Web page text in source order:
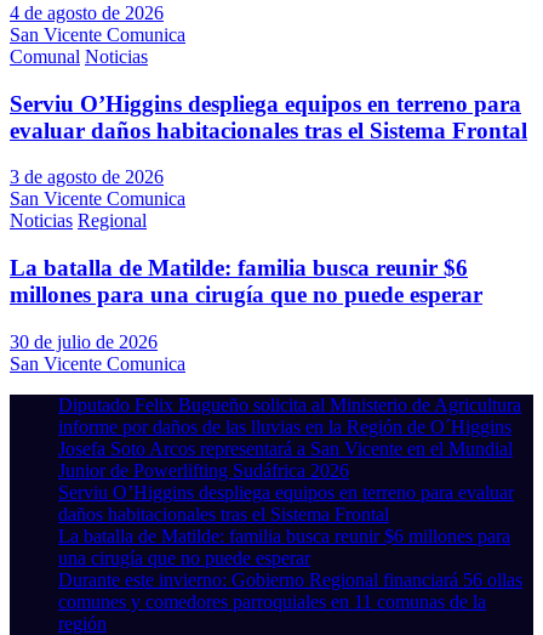
4 de agosto de 2026
San Vicente Comunica
Comunal Noticias
Serviu O’Higgins despliega equipos en terreno para
evaluar daños habitacionales tras el Sistema Frontal
3 de agosto de 2026
San Vicente Comunica
Noticias Regional
La batalla de Matilde: familia busca reunir $6
millones para una cirugía que no puede esperar
30 de julio de 2026
San Vicente Comunica
Diputado Felix Bugueño solicita al Ministerio de Agricultura
informe por daños de las lluvias en la Región de O´Higgins
Josefa Soto Arcos representará a San Vicente en el Mundial
Junior de Powerlifting Sudáfrica 2026
Serviu O’Higgins despliega equipos en terreno para evaluar
daños habitacionales tras el Sistema Frontal
La batalla de Matilde: familia busca reunir $6 millones para
una cirugía que no puede esperar
Durante este invierno: Gobierno Regional financiará 56 ollas
comunes y comedores parroquiales en 11 comunas de la
región